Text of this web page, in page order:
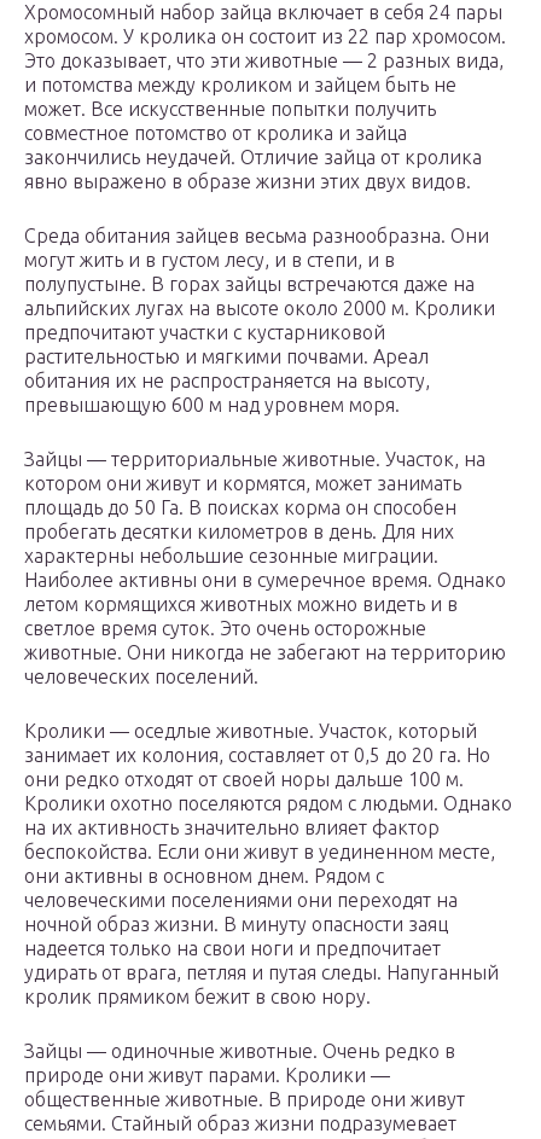
Хромосомный набор зайца включает в себя 24 пары
хромосом. У кролика он состоит из 22 пар хромосом.
Это доказывает, что эти животные — 2 разных вида,
и потомства между кроликом и зайцем быть не
может. Все искусственные попытки получить
совместное потомство от кролика и зайца
закончились неудачей. Отличие зайца от кролика
явно выражено в образе жизни этих двух видов.
Среда обитания зайцев весьма разнообразна. Они
могут жить и в густом лесу, и в степи, и в
полупустыне. В горах зайцы встречаются даже на
альпийских лугах на высоте около 2000 м. Кролики
предпочитают участки с кустарниковой
растительностью и мягкими почвами. Ареал
обитания их не распространяется на высоту,
превышающую 600 м над уровнем моря.
Зайцы — территориальные животные. Участок, на
котором они живут и кормятся, может занимать
площадь до 50 Га. В поисках корма он способен
пробегать десятки километров в день. Для них
характерны небольшие сезонные миграции.
Наиболее активны они в сумеречное время. Однако
летом кормящихся животных можно видеть и в
светлое время суток. Это очень осторожные
животные. Они никогда не забегают на территорию
человеческих поселений.
Кролики — оседлые животные. Участок, который
занимает их колония, составляет от 0,5 до 20 га. Но
они редко отходят от своей норы дальше 100 м.
Кролики охотно поселяются рядом с людьми. Однако
на их активность значительно влияет фактор
беспокойства. Если они живут в уединенном месте,
они активны в основном днем. Рядом с
человеческими поселениями они переходят на
ночной образ жизни. В минуту опасности заяц
надеется только на свои ноги и предпочитает
удирать от врага, петляя и путая следы. Напуганный
кролик прямиком бежит в свою нору.
Зайцы — одиночные животные. Очень редко в
природе они живут парами. Кролики —
общественные животные. В природе они живут
семьями. Стайный образ жизни подразумевает